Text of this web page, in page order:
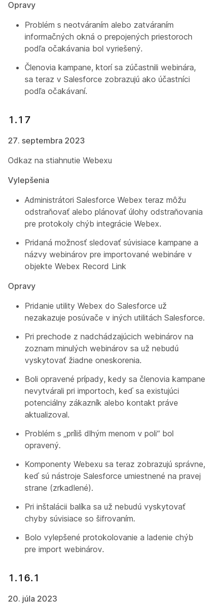
Opravy
Problém s neotváraním alebo zatváraním
informačných okná o prepojených priestoroch
podľa očakávania bol vyriešený.
Členovia kampane, ktorí sa zúčastnili webinára,
sa teraz v Salesforce zobrazujú ako účastníci
podľa očakávaní.
1.17
27. septembra 2023
Odkaz na stiahnutie Webexu
Vylepšenia
Administrátori Salesforce Webex teraz môžu
odstraňovať alebo plánovať úlohy odstraňovania
pre protokoly chýb integrácie Webex.
Pridaná možnosť sledovať súvisiace kampane a
názvy webinárov pre importované webináre v
objekte Webex Record Link
Opravy
Pridanie utility Webex do Salesforce už
nezakazuje posúvače v iných utilitách Salesforce.
Pri prechode z nadchádzajúcich webinárov na
zoznam minulých webinárov sa už nebudú
vyskytovať žiadne oneskorenia.
Boli opravené prípady, kedy sa členovia kampane
nevytvárali pri importoch, keď sa existujúci
potenciálny zákazník alebo kontakt práve
aktualizoval.
Problém s „príliš dlhým menom v poli“ bol
opravený.
Komponenty Webexu sa teraz zobrazujú správne,
keď sú nástroje Salesforce umiestnené na pravej
strane (zrkadlené).
Pri inštalácii balíka sa už nebudú vyskytovať
chyby súvisiace so šifrovaním.
Bolo vylepšené protokolovanie a ladenie chýb
pre import webinárov.
1.16.1
20. júla 2023